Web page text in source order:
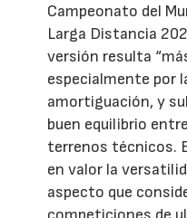
Campeonato del
Larga Distancia
versión resulta
especialmente por
amortiguación, y
buen equilibrio
terrenos técnicos.
en valor la
aspecto que